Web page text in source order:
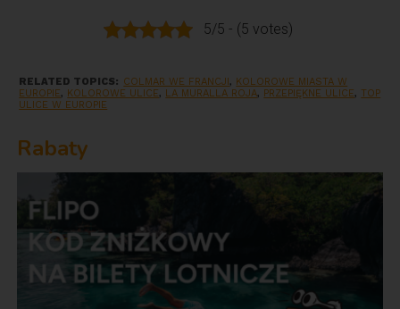
5/5 - (5 votes)
RELATED TOPICS: COLMAR WE FRANCJI , KOLOROWE MIASTA W
EUROPIE, KOLOROWE ULICE, LA MURALLA ROJA, PRZEPIĘKNE ULICE, TOP
ULICE W EUROPIE
Rabaty